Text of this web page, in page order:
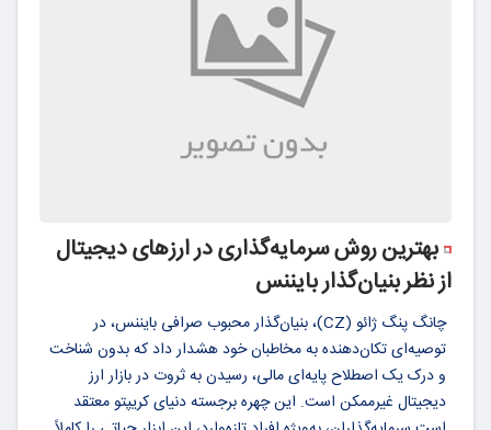
بهترین روش سرمایه‌گذاری در ارزهای دیجیتال
از نظر بنیان‌گذار بایننس
چانگ پنگ ژائو (CZ)، بنیان‌گذار محبوب صرافی بایننس، در
توصیه‌ای تکان‌دهنده به مخاطبان خود هشدار داد که بدون شناخت
و درک یک اصطلاح پایه‌ای مالی، رسیدن به ثروت در بازار ارز
دیجیتال غیرممکن است. این چهره برجسته دنیای کریپتو معتقد